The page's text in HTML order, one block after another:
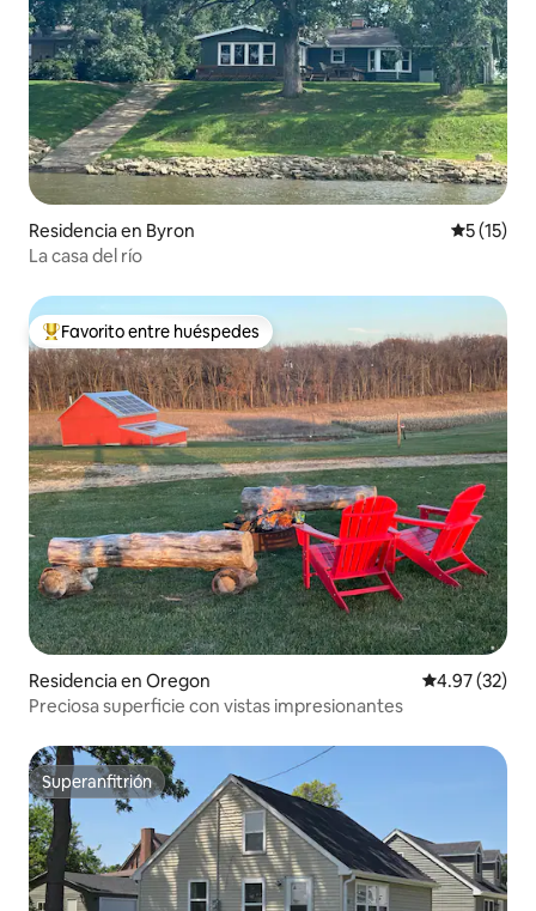
Residencia en Byron
5 (15)
La casa del río
De los mejores en Favorito entre huéspedes
Favorito entre huéspedes
Residencia en Oregon Calificación
4.97 (32)
Preciosa superficie con vistas impresionantes
Superanfitrión
Superanfitrión